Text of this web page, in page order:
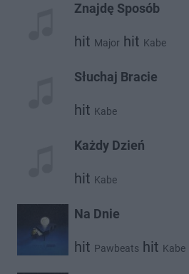
Znajdę Sposób
hit Major hit Kabe
Słuchaj Bracie
hit Kabe
Każdy Dzień
hit Kabe
Na Dnie
hit Pawbeats hit Kabe